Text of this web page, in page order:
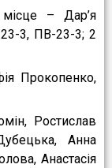
місце – Дар’я
3, ПВ-23-3; 2
Прокопенко,
Ростислав
Анна
Анастасія